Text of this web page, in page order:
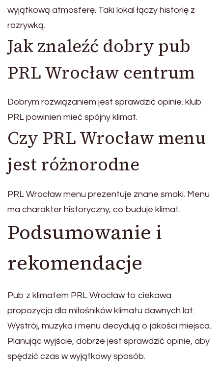
wyjątkową atmosferę. Taki lokal łączy historię z
rozrywką.
Jak znaleźć dobry pub
PRL Wrocław centrum
Dobrym rozwiązaniem jest sprawdzić opinie. klub
PRL powinien mieć spójny klimat.
Czy PRL Wrocław menu
jest różnorodne
PRL Wrocław menu prezentuje znane smaki. Menu
ma charakter historyczny, co buduje klimat.
Podsumowanie i
rekomendacje
Pub z klimatem PRL Wrocław to ciekawa
propozycja dla miłośników klimatu dawnych lat.
Wystrój, muzyka i menu decydują o jakości miejsca.
Planując wyjście, dobrze jest sprawdzić opinie, aby
spędzić czas w wyjątkowy sposób.